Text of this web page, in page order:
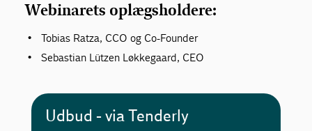
Webinarets oplægsholdere:
Tobias Ratza, CCO og Co-Founder
Sebastian Lützen Løkkegaard, CEO
Udbud - via Tenderly